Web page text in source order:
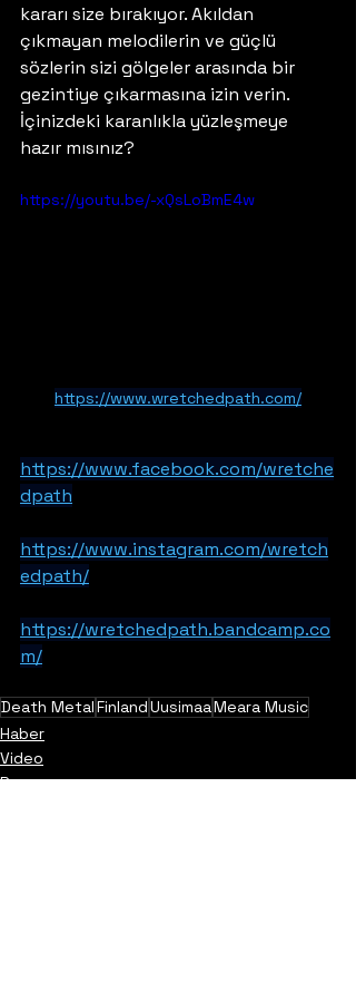
kararı size bırakıyor. Akıldan
çıkmayan melodilerin ve güçlü
sözlerin sizi gölgeler arasında bir
gezintiye çıkarmasına izin verin.
İçinizdeki karanlıkla yüzleşmeye
hazır mısınız?
https://youtu.be/-xQsLoBmE4w
https://www.wretchedpath.com/
https://www.facebook.com/wretche
dpath
https://www.instagram.com/wretch
edpath/
https://wretchedpath.bandcamp.co
m/
Death MetalFinlandUusimaaMeara Music
Haber
Video
Promo